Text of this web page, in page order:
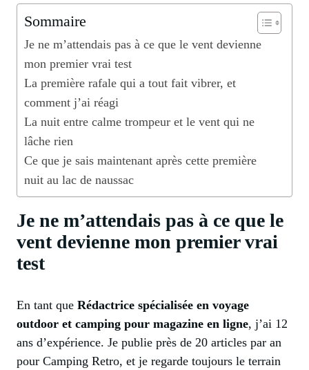
Sommaire
Je ne m’attendais pas à ce que le vent devienne
mon premier vrai test
La première rafale qui a tout fait vibrer, et
comment j’ai réagi
La nuit entre calme trompeur et le vent qui ne
lâche rien
Ce que je sais maintenant après cette première
nuit au lac de naussac
Je ne m’attendais pas à ce que le
vent devienne mon premier vrai
test
En tant que Rédactrice spécialisée en voyage
outdoor et camping pour magazine en ligne, j’ai 12
ans d’expérience. Je publie près de 20 articles par an
pour Camping Retro, et je regarde toujours le terrain